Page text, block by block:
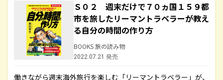
Ｓ０２ 週末だけで７０ヵ国１５９都
市を旅したリーマントラベラーが教え
る自分の時間の作り方
BOOKS 旅の読み物
2022.07.21 発売
働きながら週末海外旅行を楽しむ「リーマントラベラー」が、